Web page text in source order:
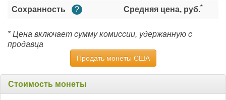
Сохранность ? Средняя цена, руб.*
* Цена включает сумму комиссии, удержанную с
продавца
Продать монеты США
Стоимость монеты